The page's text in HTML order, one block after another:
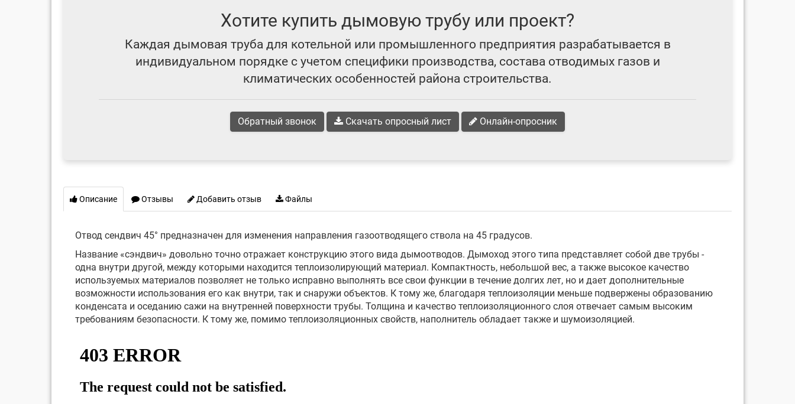
Хотите купить дымовую трубу или проект?
Каждая дымовая труба для котельной или промышленного предприятия разрабатывается в
индивидуальном порядке с учетом специфики производства, состава отводимых газов и
климатических особенностей района строительства.
Обратный звонок Скачать опросный лист Онлайн-опросник
Описание Отзывы Добавить отзыв Файлы
Отвод сендвич 45° предназначен для изменения направления газоотводящего ствола на 45 градусов.
Название «сэндвич» довольно точно отражает конструкцию этого вида дымоотводов. Дымоход этого типа представляет собой две трубы -
одна внутри другой, между которыми находится теплоизолирующий материал. Компактность, небольшой вес, а также высокое качество
используемых материалов позволяет не только исправно выполнять все свои функции в течение долгих лет, но и дает дополнительные
возможности использования его как внутри, так и снаружи объектов. К тому же, благодаря теплоизоляции меньше подвержены образованию
конденсата и оседанию сажи на внутренней поверхности трубы. Толщина и качество теплоизоляционного слоя отвечает самым высоким
требованиям безопасности. К тому же, помимо теплоизоляционных свойств, наполнитель обладает также и шумоизоляцией.